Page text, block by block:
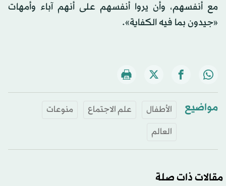
مع أنفسهم، وأن يروا أنفسهم على أنهم آباء وأمهات
«جيدون بما فيه الكفاية».
مواضيع الأطفال علم الاجتماع
منوعات
العالم
مقالات ذات صلة